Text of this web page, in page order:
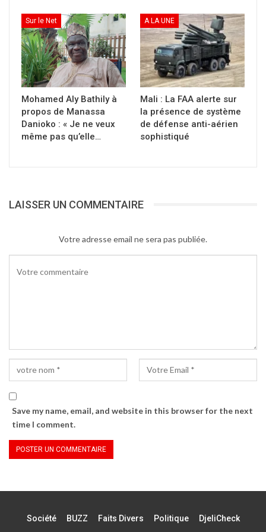
faire l’objet d’explosion contrôlée dans les
minutes qui suivent par les démineurs. Pour le
moment la circulation autour du camp est
coupée situation sous contrôle.
La cible était clairement les partenaires
occidentaux qui y sont en nombre
important….EUTM. N’oublions pas la même
tentative sur le siège de EUCAP il y a deux ans
dans
nouvelle
Sur le Net
Mohamed Aly Bathily à
propos de Manassa
Danioko : « Je ne veux
même pas qu’elle…
A LA UNE
Mali : La FAA alerte sur
la présence de système
de défense anti-aérien
sophistiqué
LAISSER UN COMMENTAIRE
Votre adresse email ne sera pas publiée.
Save my name, email, and website in this browser for the next
time I comment.
Société BUZZ Faits Divers Politique DjeliCheck